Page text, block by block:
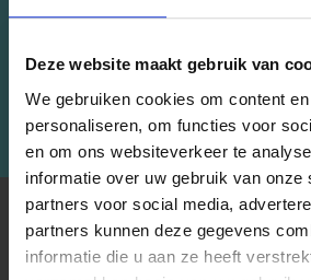
Deze website maakt gebruik van
We gebruiken cookies om content
personaliseren, om functies voor
en om ons websiteverkeer te
informatie over uw gebruik van onze
partners voor social media,
partners kunnen deze gegevens
informatie die u aan ze heeft
Recevez notre
réductions !
À PROPOS DE NOUS
LindeHobby fournit tout le Danemark
Économisez
Soyez le premier à